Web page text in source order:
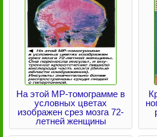
На этой МР-томограмме в
условных цветах
изображен срез мозга 72-
летней женщины